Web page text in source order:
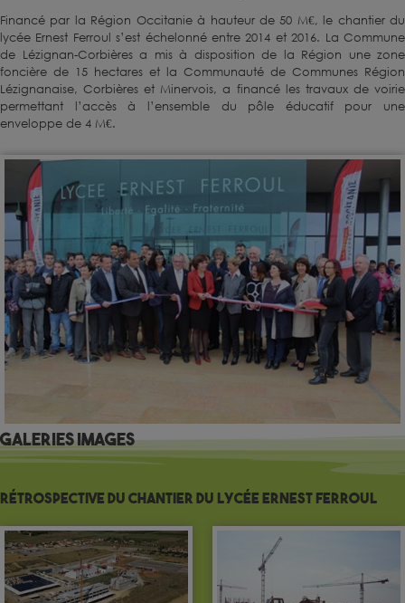
Financé par la Région Occitanie à hauteur de 50 M€, le chantier du
lycée Ernest Ferroul s’est échelonné entre 2014 et 2016. La Commune
de Lézignan-Corbières a mis à disposition de la Région une zone
foncière de 15 hectares et la Communauté de Communes Région
Lézignanaise, Corbières et Minervois, a financé les travaux de voirie
permettant l’accès à l’ensemble du pôle éducatif pour une
enveloppe de 4 M€.
Galeries images
Rétrospective du chantier du Lycée Ernest Ferroul